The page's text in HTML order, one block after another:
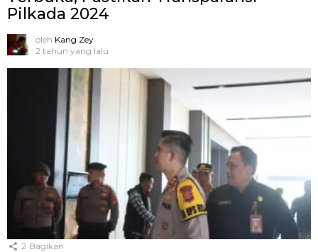
Pilkada 2024
oleh Kang Zey
2 tahun yang lalu
2 Bagikan